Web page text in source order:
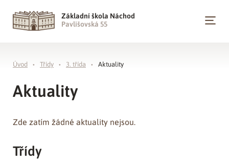
Základní škola Náchod
Pavlišovská 55
Úvod Třídy 3. třída Aktuality
Aktuality
Zde zatím žádné aktuality nejsou.
Třídy